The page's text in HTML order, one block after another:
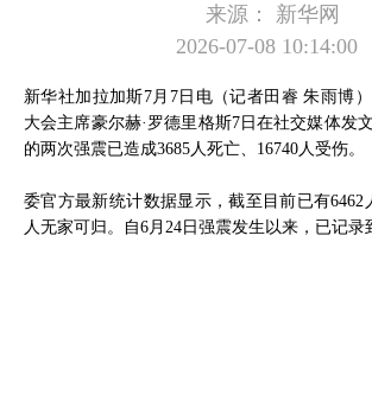
来源：
新华网
2026-07-08 10:14:00
新华社加拉加斯7月7日电（记者田睿 朱雨博
大会主席豪尔赫·罗德里格斯7日在社交媒体发
的两次强震已造成3685人死亡、16740人受伤。
委官方最新统计数据显示，截至目前已有6462
人无家可归。自6月24日强震发生以来，已记录